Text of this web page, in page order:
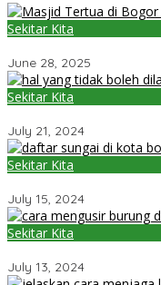
Sekitar Kita
June 28, 2025
Sekitar Kita
July 21, 2024
Sekitar Kita
July 15, 2024
Sekitar Kita
July 13, 2024